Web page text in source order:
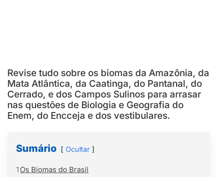
Revise tudo sobre os biomas da Amazônia, da
Mata Atlântica, da Caatinga, do Pantanal, do
Cerrado, e dos Campos Sulinos para arrasar
nas questões de Biologia e Geografia do
Enem, do Encceja e dos vestibulares.
Sumário Ocultar
1 Os Biomas do Brasil